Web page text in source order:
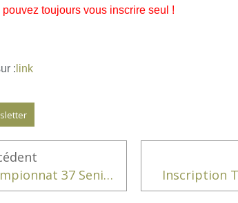
toujours vous inscrire seul !
: link
Résultat Championnat 37 Seniors Inscription